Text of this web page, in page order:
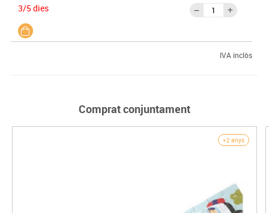
3/5 dies
IVA inclòs
Comprat conjuntament
+2 anys